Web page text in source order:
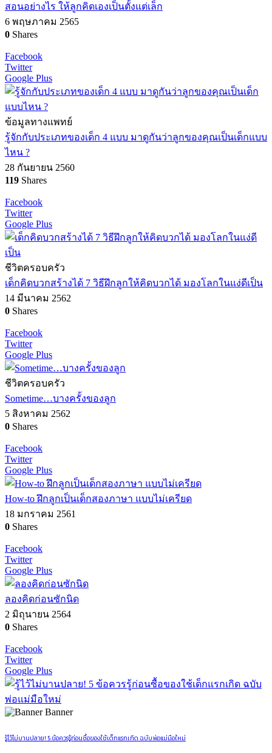
สอนอย่างไร ให้ลูกคิดเองเป็นตั้งแต่เล็ก
6 พฤษภาคม 2565
0 Shares
Facebook
Twitter
Google Plus
ข้อมูลทางแพทย์
รู้จักกับประเภทของเด็ก 4 แบบ มาดูกันว่าลูกของคุณเป็นเด็กแบบ
ไหน ?
28 กันยายน 2560
119 Shares
Facebook
Twitter
Google Plus
ชีวิตครอบครัว
เด็กคิดบวกสร้างได้ 7 วิธีฝึกลูกให้คิดบวกได้ มองโลกในแง่ดีเป็น
14 มีนาคม 2562
0 Shares
Facebook
Twitter
Google Plus
ชีวิตครอบครัว
Sometime…บางครั้งของลูก
5 สิงหาคม 2562
0 Shares
Facebook
Twitter
Google Plus
How-to ฝึกลูกเป็นเด็กสองภาษา แบบไม่เครียด
18 มกราคม 2561
0 Shares
Facebook
Twitter
Google Plus
ลองคิดก่อนซักนิด
2 มิถุนายน 2564
0 Shares
Facebook
Twitter
Google Plus
Banner
รู้ไว้ไม่บานปลาย! 5 ข้อควรรู้ก่อนซื้อของใช้เด็กแรกเกิด ฉบับพ่อแม่มือใหม่